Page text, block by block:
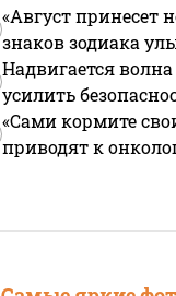
«Август принесет
знаков зодиака
Надвигается
усилить
«Сами кормите
приводят к